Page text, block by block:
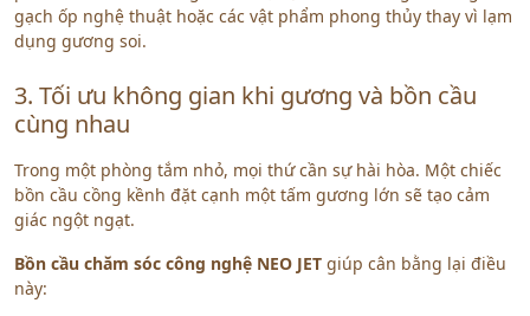
gạch ốp nghệ thuật hoặc các vật phẩm phong thủy thay vì lạm
dụng gương soi.
3. Tối ưu không gian khi gương và bồn cầu
cùng nhau
Trong một phòng tắm nhỏ, mọi thứ cần sự hài hòa. Một chiếc
bồn cầu cồng kềnh đặt cạnh một tấm gương lớn sẽ tạo cảm
giác ngột ngạt.
Bồn cầu chăm sóc công nghệ NEO JET giúp cân bằng lại điều
này: